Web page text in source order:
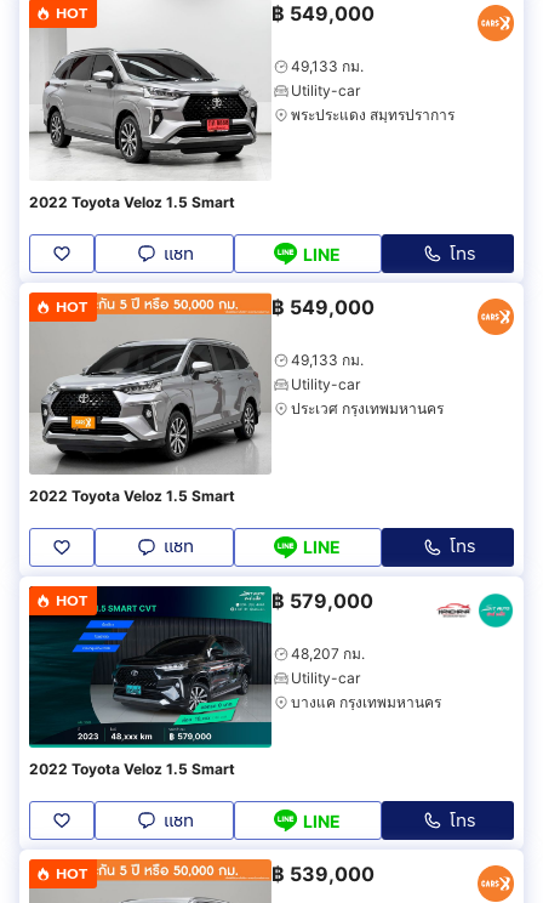
HOT ฿ 549,000
49,133 กม.
Utility-car
พระประแดง สมุทรปราการ
2022 Toyota Veloz 1.5 Smart
แชท LINE โทร
HOT ฿ 549,000
49,133 กม.
Utility-car
ประเวศ กรุงเทพมหานคร
2022 Toyota Veloz 1.5 Smart
แชท LINE โทร
HOT ฿ 579,000
48,207 กม.
Utility-car
บางแค กรุงเทพมหานคร
2022 Toyota Veloz 1.5 Smart
แชท LINE โทร
HOT ฿ 539,000